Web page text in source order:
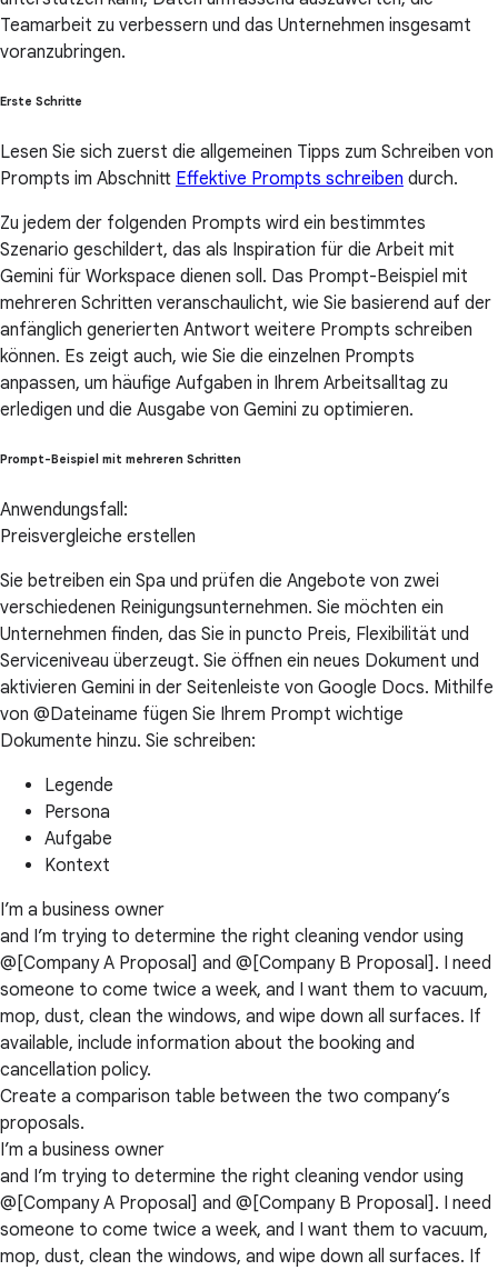
Teamarbeit zu verbessern und das Unternehmen insgesamt
voranzubringen.
Erste Schritte
Lesen Sie sich zuerst die allgemeinen Tipps zum Schreiben von
Prompts im Abschnitt Effektive Prompts schreiben durch.
Zu jedem der folgenden Prompts wird ein bestimmtes
Szenario geschildert, das als Inspiration für die Arbeit mit
Gemini für Workspace dienen soll. Das Prompt-Beispiel mit
mehreren Schritten veranschaulicht, wie Sie basierend auf der
anfänglich generierten Antwort weitere Prompts schreiben
können. Es zeigt auch, wie Sie die einzelnen Prompts
anpassen, um häufige Aufgaben in Ihrem Arbeitsalltag zu
erledigen und die Ausgabe von Gemini zu optimieren.
Prompt-Beispiel mit mehreren Schritten
Anwendungsfall:
Preisvergleiche erstellen
Sie betreiben ein Spa und prüfen die Angebote von zwei
verschiedenen Reinigungsunternehmen. Sie möchten ein
Unternehmen finden, das Sie in puncto Preis, Flexibilität und
Serviceniveau überzeugt. Sie öffnen ein neues Dokument und
aktivieren Gemini in der Seitenleiste von Google Docs. Mithilfe
von @Dateiname fügen Sie Ihrem Prompt wichtige
Dokumente hinzu. Sie schreiben:
Legende
Persona
Aufgabe
Kontext
I’m a business owner
and I’m trying to determine the right cleaning vendor using
@[Company A Proposal] and @[Company B Proposal]. I need
someone to come twice a week, and I want them to vacuum,
mop, dust, clean the windows, and wipe down all surfaces. If
available, include information about the booking and
cancellation policy.
Create a comparison table between the two company’s
proposals.
I’m a business owner
and I’m trying to determine the right cleaning vendor using
@[Company A Proposal] and @[Company B Proposal]. I need
someone to come twice a week, and I want them to vacuum,
mop, dust, clean the windows, and wipe down all surfaces. If